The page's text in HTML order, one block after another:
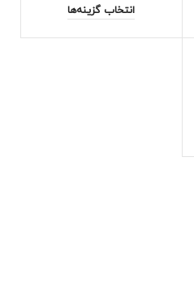
انتخاب گزینه‌ها